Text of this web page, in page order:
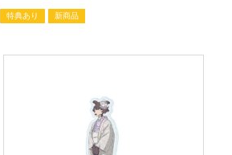
特典あり 新商品